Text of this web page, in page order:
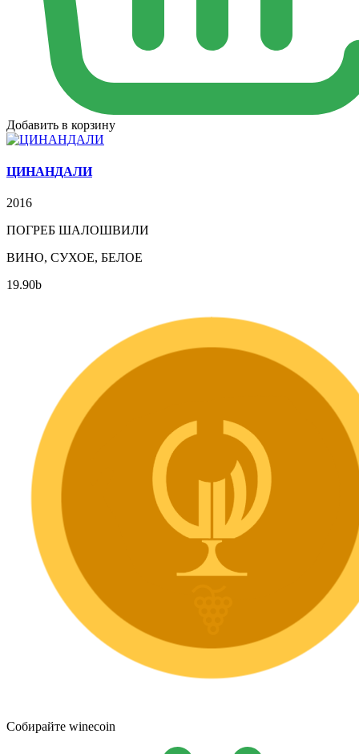
Добавить в корзину
ЦИНАНДАЛИ
2016
ПОГРЕБ ШАЛОШВИЛИ
ВИНО, СУХОЕ, БЕЛОЕ
19.90b
Собирайте winecoin